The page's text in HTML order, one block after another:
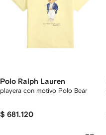
Polo Ralph Lauren
playera con motivo Polo Bear
$ 681.120